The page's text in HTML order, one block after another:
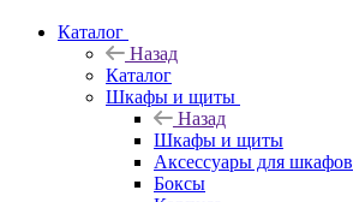
Каталог
Назад
Каталог
Шкафы и щиты
Назад
Шкафы и щиты
Аксессуары для шкафов
Боксы